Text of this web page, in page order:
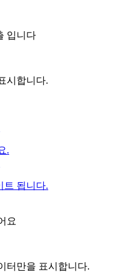
입니다
시합니다.
.
트 됩니다.
요
터만을 표시합니다.